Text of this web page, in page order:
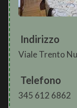
Indirizzo
Viale Trento
Telefono
345 612 6862